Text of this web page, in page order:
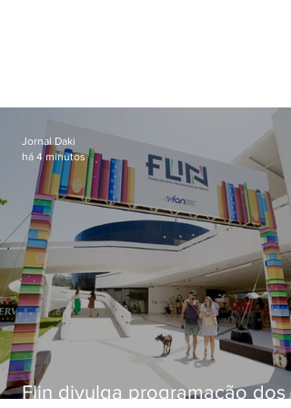
Flin divulga programação dos
Jornal Daki
há 4 minutos